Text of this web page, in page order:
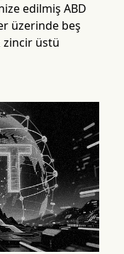
edilmiş ABD
üzerinde beş
zincir üstü